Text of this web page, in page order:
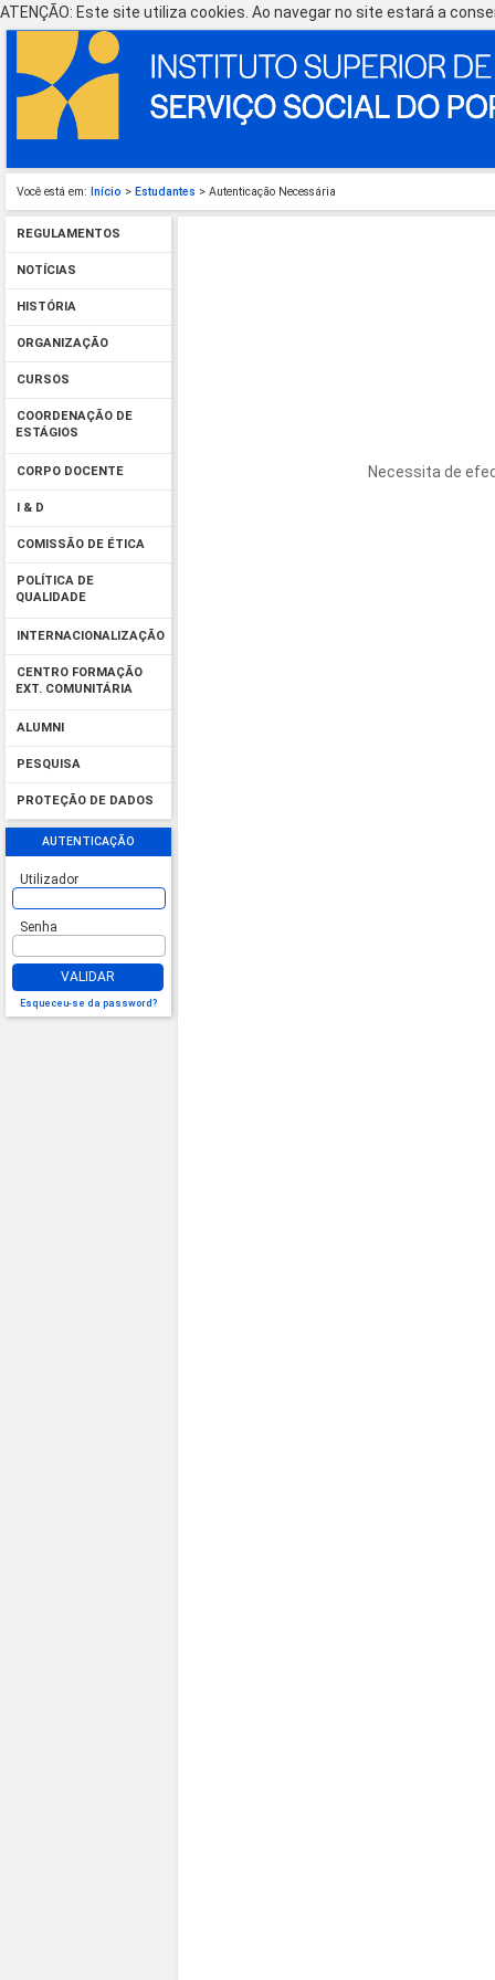
ATENÇÃO: Este site utiliza cookies. Ao navegar no site estará a
Você está em: Início > Estudantes > Autenticação Necessária
REGULAMENTOS
NOTÍCIAS
HISTÓRIA
ORGANIZAÇÃO
CURSOS
COORDENAÇÃO DE
ESTÁGIOS
CORPO DOCENTE
I & D
COMISSÃO DE ÉTICA
POLÍTICA DE
QUALIDADE
INTERNACIONALIZAÇÃO
CENTRO FORMAÇÃO
EXT. COMUNITÁRIA
ALUMNI
PESQUISA
PROTEÇÃO DE DADOS
AUTENTICAÇÃO
Utilizador
Senha
VALIDAR
Esqueceu-se da password?
Necessita de